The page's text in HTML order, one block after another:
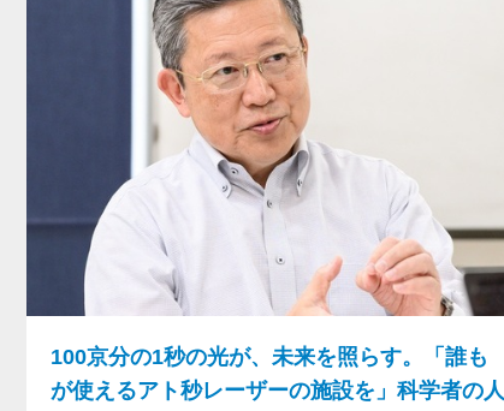
100京分の1秒の光が、未来を照らす。「誰も
が使えるアト秒レーザーの施設を」科学者の人